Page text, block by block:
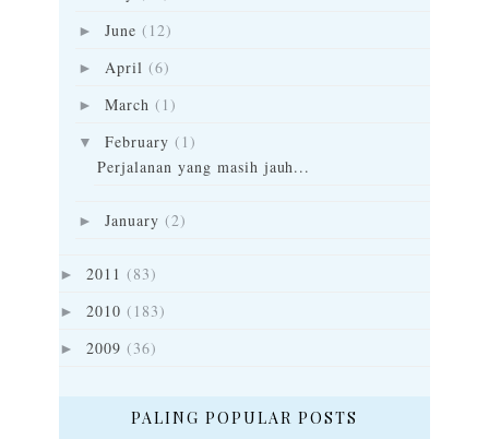
► June (12)
► April (6)
► March (1)
▼ February (1)
Perjalanan yang masih jauh...
► January (2)
► 2011 (83)
► 2010 (183)
► 2009 (36)
PALING POPULAR POSTS